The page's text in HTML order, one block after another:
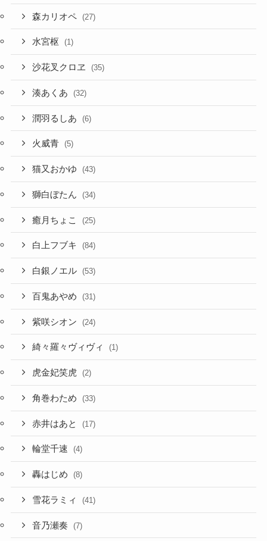
森カリオペ (27)
水宮枢 (1)
沙花叉クロヱ (35)
湊あくあ (32)
潤羽るしあ (6)
火威青 (5)
猫又おかゆ (43)
獅白ぼたん (34)
癒月ちょこ (25)
白上フブキ (84)
白銀ノエル (53)
百鬼あやめ (31)
紫咲シオン (24)
綺々羅々ヴィヴィ (1)
虎金妃笑虎 (2)
角巻わため (33)
赤井はあと (17)
輪堂千速 (4)
轟はじめ (8)
雪花ラミィ (41)
音乃瀬奏 (7)